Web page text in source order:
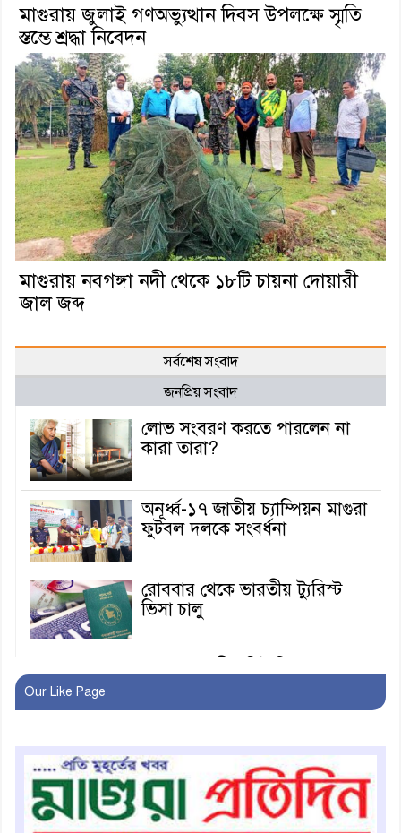
মাগুরায় জুলাই গণঅভ্যুত্থান দিবস উপলক্ষে স্মৃতি
স্তম্ভে শ্রদ্ধা নিবেদন
মাগুরায় নবগঙ্গা নদী থেকে ১৮টি চায়না দোয়ারী
জাল জব্দ
সর্বশেষ সংবাদ
জনপ্রিয় সংবাদ
লোভ সংবরণ করতে পারলেন না
কারা তারা?
অনূর্ধ্ব-১৭ জাতীয় চ্যাম্পিয়ন মাগুরা
ফুটবল দলকে সংবর্ধনা
রোববার থেকে ভারতীয় ট্যুরিস্ট
ভিসা চালু
অবহিতকরণ
মাগুরায় আ’লীগের প্রতিষ্ঠাবার্ষিকীর
কর্মসূচি প্রতিরোধে বিএনপির
মোটরসাইকেল শোডাউন
Our Like Page